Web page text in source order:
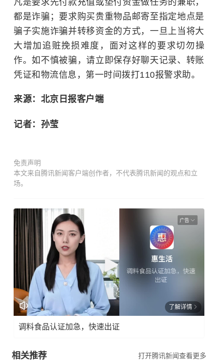
凡是要求先付款充值或垫付资金做任务的兼职，
都是诈骗；要求购买贵重物品邮寄至指定地点是
骗子实施诈骗并转移资金的方式，一旦上当将大
大增加追赃挽损难度，面对这样的要求切勿操
作。如不慎被骗，请立即保存好聊天记录、转账
凭证和物流信息，第一时间拨打110报警求助。
来源：北京日报客户端
记者：孙莹
免责声明
本文来自腾讯新闻客户端创作者，不代表腾讯新闻的观点和立
场。
广告
了解详情
调料食品认证加急，快速出证
相关推荐 打开腾讯新闻查看更多